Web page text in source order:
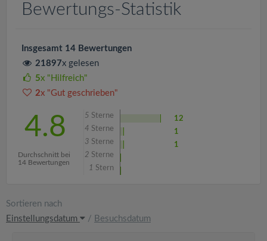
Bewertungs-Statistik
Insgesamt 14 Bewertungen
21897x gelesen
5x "Hilfreich"
2x "Gut geschrieben"
4.8
Durchschnitt bei
14 Bewertungen
5 Sterne
12
4 Sterne
1
3 Sterne
1
2 Sterne
1 Stern
Sortieren nach
Einstellungsdatum
/ Besuchsdatum
a
t
i